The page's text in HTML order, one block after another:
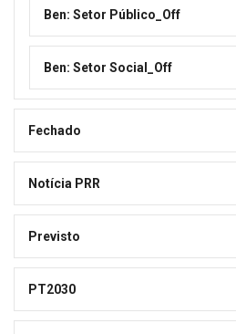
Ben: Setor Público_Off
Ben: Setor Social_Off
Fechado
Notícia PRR
Previsto
PT2030